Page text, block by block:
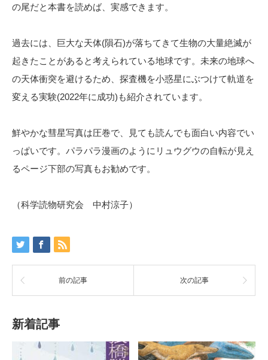
の尾だと本書を読めば、実感できます。
過去には、巨大な天体(隕石)が落ちてきて生物の大量絶滅が
起きたことがあると考えられている地球です。未来の地球へ
の天体衝突を避けるため、探査機を小惑星にぶつけて軌道を
変える実験(2022年に成功)も紹介されています。
鮮やかな彗星写真は圧巻で、見ても読んでも面白い内容でい
っぱいです。パラパラ漫画のようにリュウグウの自転が見え
るページ下部の写真もお勧めです。
（科学読物研究会 中村涼子）
前の記事 次の記事
新着記事